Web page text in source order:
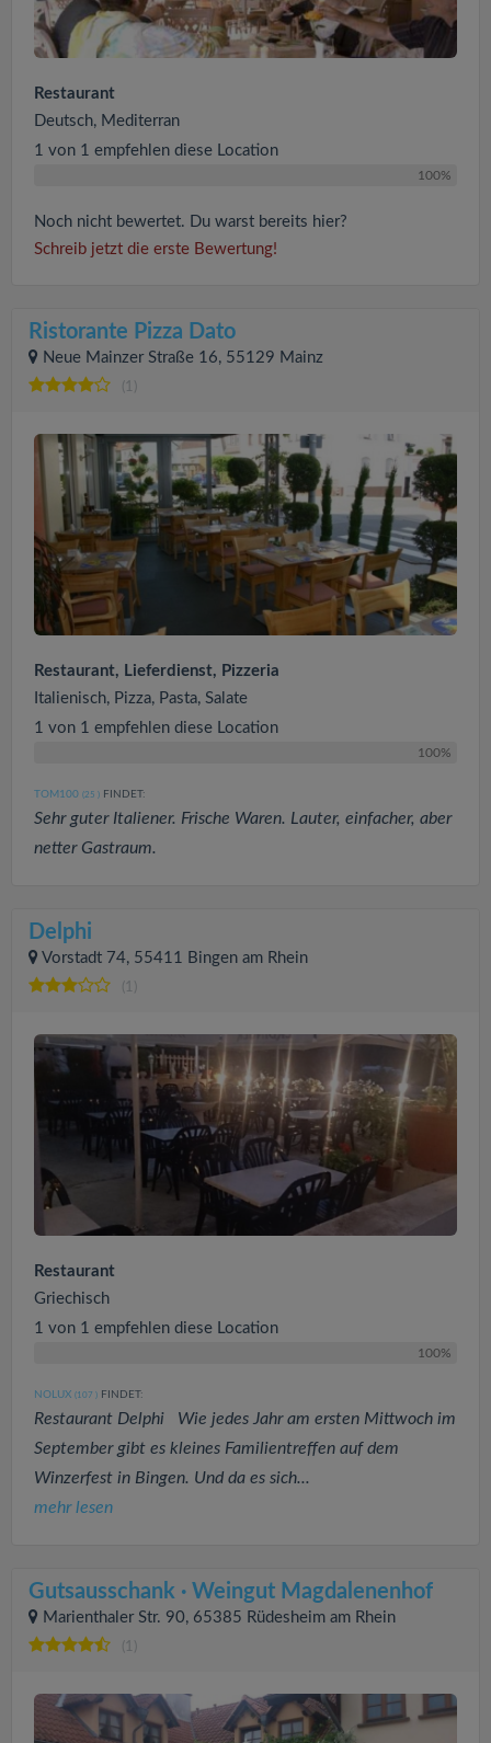
Restaurant
Deutsch, Mediterran
1 von 1 empfehlen diese Location
100%
Noch nicht bewertet. Du warst bereits hier?
Schreib jetzt die erste Bewertung!
Ristorante Pizza Dato
Neue Mainzer Straße 16, 55129 Mainz
(1)
Restaurant, Lieferdienst, Pizzeria
Italienisch, Pizza, Pasta, Salate
1 von 1 empfehlen diese Location
100%
TOM100 (25 ) FINDET:
Sehr guter Italiener. Frische Waren. Lauter, einfacher, aber
netter Gastraum.
Delphi
Vorstadt 74, 55411 Bingen am Rhein
(1)
Restaurant
Griechisch
1 von 1 empfehlen diese Location
100%
NOLUX (107 ) FINDET:
Restaurant Delphi Wie jedes Jahr am ersten Mittwoch im
September gibt es kleines Familientreffen auf dem
Winzerfest in Bingen. Und da es sich...
mehr lesen
Gutsausschank · Weingut Magdalenenhof
Marienthaler Str. 90, 65385 Rüdesheim am Rhein
(1)